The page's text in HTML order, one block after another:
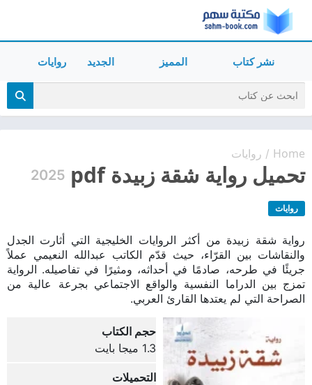
نشر كتاب المميز الجديد روايات
Home
/ روايات
تحميل رواية شقة زبيدة pdf 2025
روايات
رواية شقة زبيدة من أكثر الروايات الخليجية التي أثارت الجدل
والنقاشات بين القرّاء، حيث قدّم الكاتب عبدالله النعيمي عملاً
جريئًا في طرحه، صادمًا في أحداثه، ومثيرًا في تفاصيله. الرواية
تمزج بين الدراما النفسية والواقع الاجتماعي بجرعة عالية من
الصراحة التي لم يعتدها القارئ العربي.
حجم الكتاب
1.3 ميجا بايت
التحميلات